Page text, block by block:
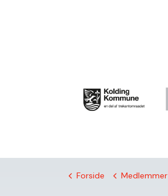
Forside Medlemmer